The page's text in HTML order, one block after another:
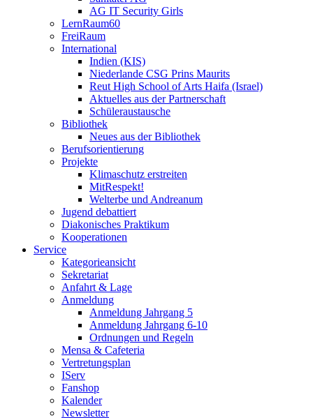
AG IT Security Girls
LernRaum60
FreiRaum
International
Indien (KIS)
Niederlande CSG Prins Maurits
Reut High School of Arts Haifa (Israel)
Aktuelles aus der Partnerschaft
Schüleraustausche
Bibliothek
Neues aus der Bibliothek
Berufsorientierung
Projekte
Klimaschutz erstreiten
MitRespekt!
Welterbe und Andreanum
Jugend debattiert
Diakonisches Praktikum
Kooperationen
Service
Kategorieansicht
Sekretariat
Anfahrt & Lage
Anmeldung
Anmeldung Jahrgang 5
Anmeldung Jahrgang 6-10
Ordnungen und Regeln
Mensa & Cafeteria
Vertretungsplan
IServ
Fanshop
Kalender
Newsletter